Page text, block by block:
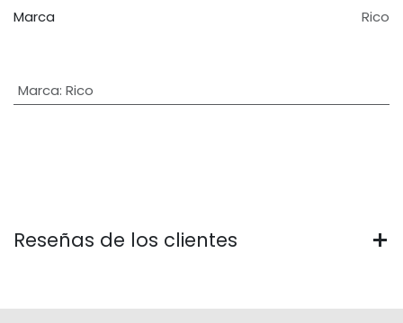
Marca
Rico
Marca: Rico
Reseñas de los clientes